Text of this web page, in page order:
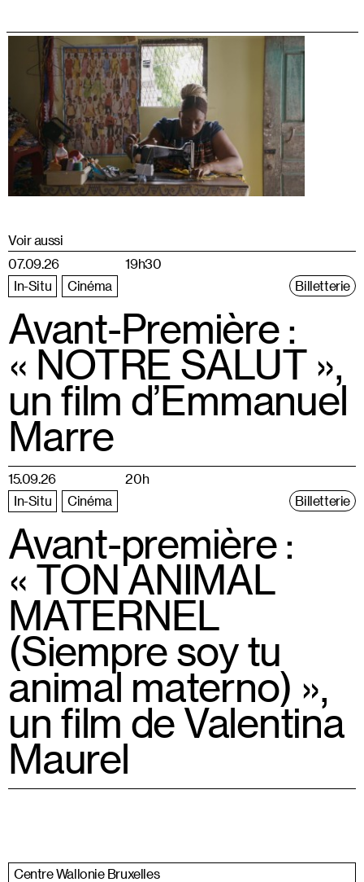
Voir aussi
07.09.26
19h30
In-Situ
Cinéma Billetterie
Avant-Première :
« NOTRE SALUT »,
un film d’Emmanuel
Marre
15.09.26
20h
In-Situ
Cinéma Billetterie
Avant-première :
« TON ANIMAL
MATERNEL
(Siempre soy tu
animal materno) »,
un film de Valentina
Maurel
Centre Wallonie Bruxelles